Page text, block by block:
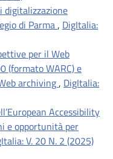
digitalizzazione
di Parma, DigItalia:
per il Web
(formato WARC) e
archiving, DigItalia:
Accessibility
e opportunità per
V. 20 N. 2 (2025)